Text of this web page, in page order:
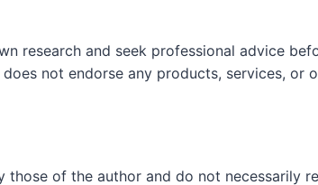
research and seek professional advice
not endorse any products, services, or
those of the author and do not necessarily